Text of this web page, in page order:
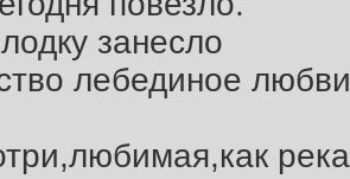
занесло
лебединое